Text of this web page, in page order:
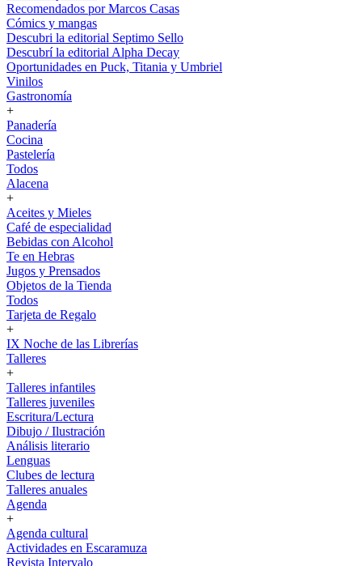
Recomendados por Marcos Casas
Cómics y mangas
Descubri la editorial Septimo Sello
Descubrí la editorial Alpha Decay
Oportunidades en Puck, Titania y Umbriel
Vinilos
Gastronomía
+
Panadería
Cocina
Pastelería
Todos
Alacena
+
Aceites y Mieles
Café de especialidad
Bebidas con Alcohol
Te en Hebras
Jugos y Prensados
Objetos de la Tienda
Todos
Tarjeta de Regalo
+
IX Noche de las Librerías
Talleres
+
Talleres infantiles
Talleres juveniles
Escritura/Lectura
Dibujo / Ilustración
Análisis literario
Lenguas
Clubes de lectura
Talleres anuales
Agenda
+
Agenda cultural
Actividades en Escaramuza
Revista Intervalo